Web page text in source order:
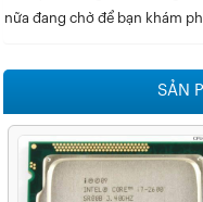
nữa đang chờ để bạn khám
SẢN